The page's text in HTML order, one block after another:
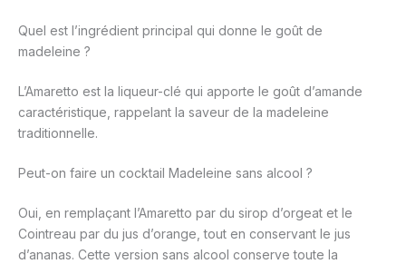
Quel est l’ingrédient principal qui donne le goût de
madeleine ?
L’Amaretto est la liqueur-clé qui apporte le goût d’amande
caractéristique, rappelant la saveur de la madeleine
traditionnelle.
Peut-on faire un cocktail Madeleine sans alcool ?
Oui, en remplaçant l’Amaretto par du sirop d’orgeat et le
Cointreau par du jus d’orange, tout en conservant le jus
d’ananas. Cette version sans alcool conserve toute la